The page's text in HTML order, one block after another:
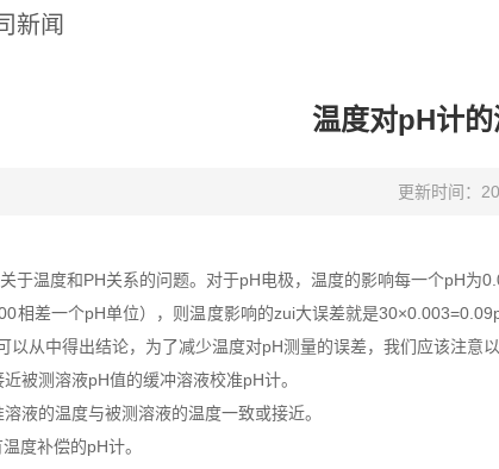
新闻
温度对pH计的
更新时间：
温度和PH关系的问题。对于pH电极，温度的影响每一个pH为
相差一个pH单位），则温度影响的zui大误差就是
以从中得出结论，为了减少温度对pH测量的误差，我们应该注意以
测溶液pH值的缓冲溶液校准pH计。
的温度与被测溶液的温度一致或接近。
补偿的pH计。